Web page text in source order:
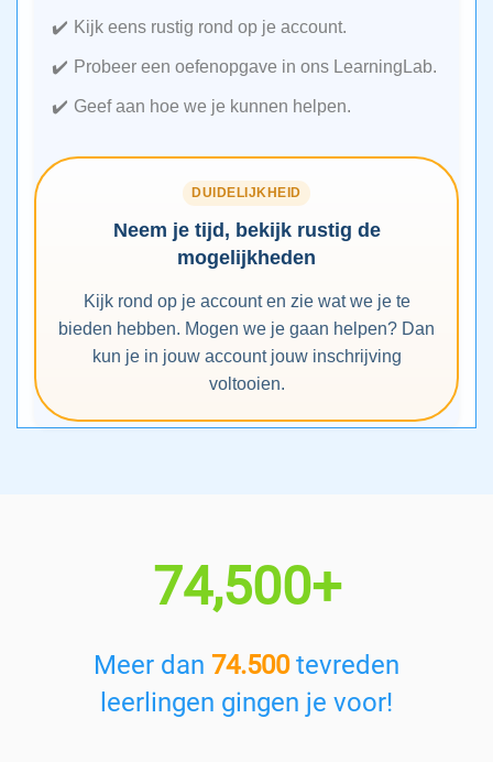
Kijk eens rustig rond op je account.
Probeer een oefenopgave in ons LearningLab.
Geef aan hoe we je kunnen helpen.
DUIDELIJKHEID
Neem je tijd, bekijk rustig de
mogelijkheden
Kijk rond op je account en zie wat we je te
bieden hebben. Mogen we je gaan helpen? Dan
kun je in jouw account jouw inschrijving
voltooien.
74,500+
Meer dan 74.500tevreden
leerlingen gingen je voor!